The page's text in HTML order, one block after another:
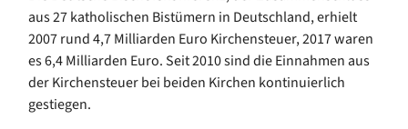
aus 27 katholischen Bistümern in Deutschland, erhielt
2007 rund 4,7 Milliarden Euro Kirchensteuer, 2017 waren
es 6,4 Milliarden Euro. Seit 2010 sind die Einnahmen aus
der Kirchensteuer bei beiden Kirchen kontinuierlich
gestiegen.